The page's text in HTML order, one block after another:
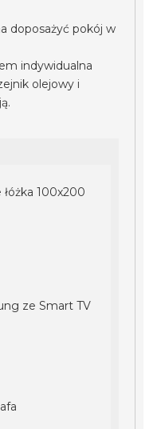
doposażyć pokój w
indywidualna
olejowy i
100x200
ze Smart TV